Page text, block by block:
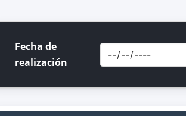
Fecha de
realización